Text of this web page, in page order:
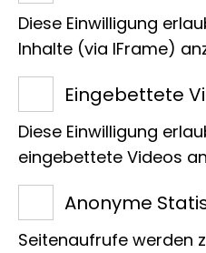
Titel des
und Systematik der
Diese Einwilligung
Inhalte (via IFrame)
Eingebettete
Diese Einwilligung
eingebettete Videos
Anonyme
Seitenaufrufe werden